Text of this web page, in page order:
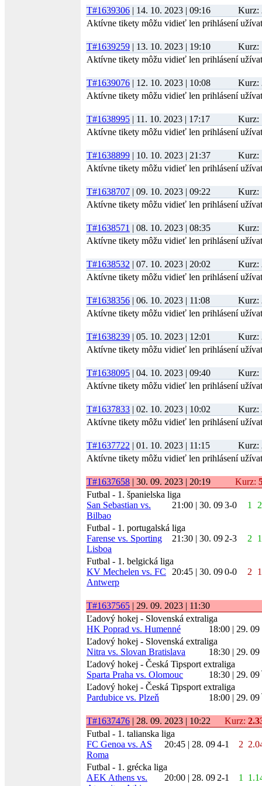
%
05/2019 3. 2 4 2-4 -2
-37.17
-
04/2019 3. 0 3 0-3 -3
-100.00
%
-
02/2019 3. 5 9 2-8 -7
-14.07
%
-
01/2019 3. 0 3 0- 3 -3
%
-
-48.20
11/2018 4. 9 14 3-7 1 14.74 %
10/2018 5. 14 13 4-6 1 35.07 %
09/2018 5. 5 21 3-7 -3
%
08/2018 6. 10 16 3-7 -4 5.15 %
07/2018 6. 4 22 1-9 -5
%
-
06/2018 6. 3 26 1-9 -2
-54.66
-
05/2018 5. 7 24 3-7 -2
-40.39
%
-
%
03/2018 2. 5 6 4-6 1 -7.45 %
-
01/2018 3. 16 11 5-5 2 23.85 %
01/2018 3. 41 13 10-011 5.67 %
T#1639306 | 14. 10. 2023 | 09:16 Kurz:
Aktívne tikety môžu vidieť len prihlásení
T#1639259 | 13. 10. 2023 | 19:10 Kurz:
Aktívne tikety môžu vidieť len prihlásení
T#1639076 | 12. 10. 2023 | 10:08 Kurz:
Aktívne tikety môžu vidieť len prihlásení
T#1638995 | 11. 10. 2023 | 17:17 Kurz:
Aktívne tikety môžu vidieť len prihlásení
T#1638899 | 10. 10. 2023 | 21:37 Kurz:
Aktívne tikety môžu vidieť len prihlásení
T#1638707 | 09. 10. 2023 | 09:22 Kurz:
Aktívne tikety môžu vidieť len prihlásení
T#1638571 | 08. 10. 2023 | 08:35 Kurz:
Aktívne tikety môžu vidieť len prihlásení
T#1638532 | 07. 10. 2023 | 20:02 Kurz:
Aktívne tikety môžu vidieť len prihlásení
T#1638356 | 06. 10. 2023 | 11:08 Kurz:
Aktívne tikety môžu vidieť len prihlásení
T#1638239 | 05. 10. 2023 | 12:01 Kurz:
Aktívne tikety môžu vidieť len prihlásení
T#1638095 | 04. 10. 2023 | 09:40 Kurz:
Aktívne tikety môžu vidieť len prihlásení
T#1637833 | 02. 10. 2023 | 10:02 Kurz:
Aktívne tikety môžu vidieť len prihlásení
T#1637722 | 01. 10. 2023 | 11:15 Kurz:
Aktívne tikety môžu vidieť len prihlásení
T#1637658 | 30. 09. 2023 | 20:19 Kurz:
Futbal - 1. španielska liga
21:00 | 30. 09
San Sebastian vs.
Bilbao
3-0 1
Futbal - 1. portugalská liga
21:30 | 30. 09
Farense vs. Sporting
Lisboa
2-3 2
Futbal - 1. belgická liga
20:45 | 30. 09
KV Mechelen vs. FC
Antwerp
0-0 2
T#1637565 | 29. 09. 2023 | 11:30
Ľadový hokej - Slovenská extraliga
18:00 | 29. 09
HK Poprad vs. Humenné
Ľadový hokej - Slovenská extraliga
18:30 | 29. 09
Nitra vs. Slovan Bratislava
Ľadový hokej - Česká Tipsport extraliga
18:30 | 29. 09
Sparta Praha vs. Olomouc
Ľadový hokej - Česká Tipsport extraliga
18:00 | 29. 09
Pardubice vs. Plzeň
T#1637476 | 28. 09. 2023 | 10:22 Kurz:
Futbal - 1. talianska liga
20:45 | 28. 09
FC Genoa vs. AS
Roma
4-1 2
Futbal - 1. grécka liga
20:00 | 28. 09
AEK Athens vs.
2-1 1